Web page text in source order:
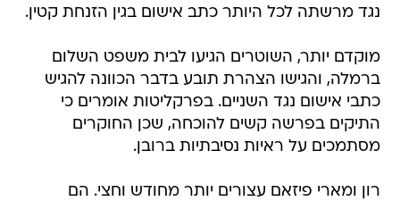
נגד מרשתה לכל היותר כתב אישום בגין הזנחת קטין.
מוקדם יותר, השוטרים הגיעו לבית משפט השלום
ברמלה, והגישו הצהרת תובע בדבר הכוונה להגיש
כתבי אישום נגד השניים. בפרקליטות אומרים כי
התיקים בפרשה קשים להוכחה, שכן החוקרים
מסתמכים על ראיות נסיבתיות ברובן.
רון ומארי פיזאם עצורים יותר מחודש וחצי. הם